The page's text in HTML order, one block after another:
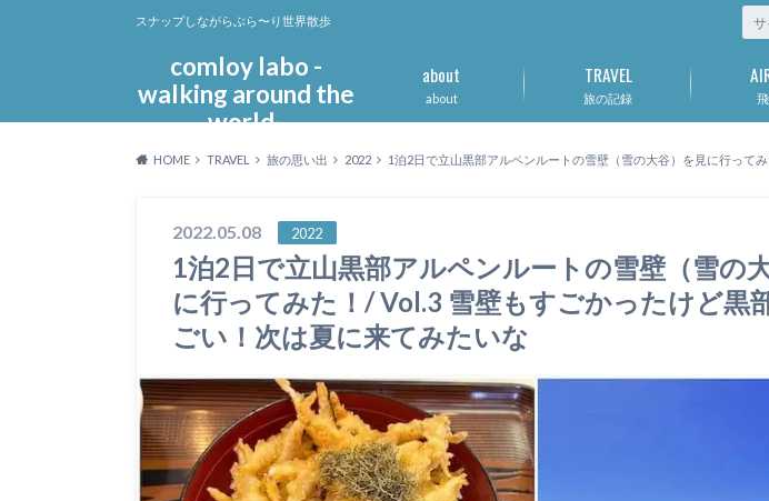
comloy labo -
walking around the
world-
スナップしながらぶら〜り世界散歩
about
about
旅の記録
TRAVEL
HOME TRAVEL 旅の思い出 2022 1泊2日で立山黒部アルペンルートの雪壁（雪の大谷）を見に行って
2022.05.08 2022
1泊2日で立山黒部アルペンルートの雪壁（雪の
に行ってみた！/ Vol.3 雪壁もすごかったけど黒
ごい！次は夏に来てみたいな